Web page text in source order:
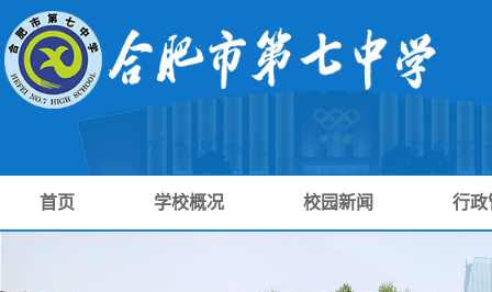
首页 学校概况 校园新闻 行政